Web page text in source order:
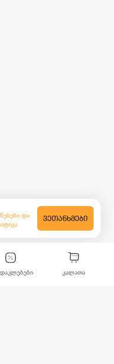
კალათა
წესები და
ᲕᲔᲗᲐᲜᲮᲛᲔᲑᲘ